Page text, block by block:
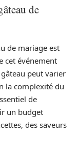
de
de mariage est
cet événement
peut varier
la complexité du
de
un budget
des saveurs